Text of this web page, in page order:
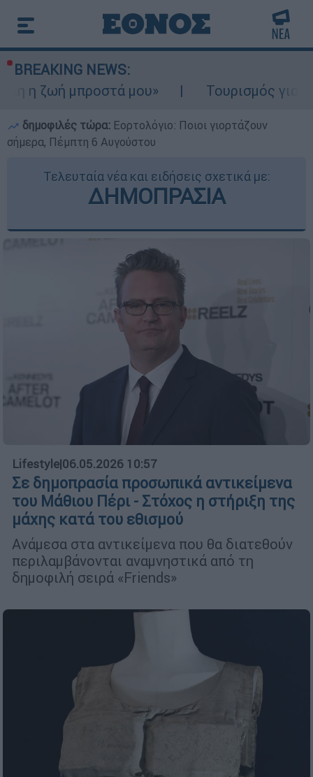
BREAKING NEWS:
μου»
Τουρισμός για Ολους
δημοφιλές τώρα: Εορτολόγιο: Ποιοι γιορτάζουν
σήμερα, Πέμπτη 6 Αυγούστου
Τελευταία νέα και ειδήσεις σχετικά με:
ΔΗΜΟΠΡΑΣΙΑ
Lifestyle|06.05.2026 10:57
Σε δημοπρασία προσωπικά αντικείμενα
του Μάθιου Πέρι - Στόχος η στήριξη της
μάχης κατά του εθισμού
Ανάμεσα στα αντικείμενα που θα διατεθούν
περιλαμβάνονται αναμνηστικά από τη
δημοφιλή σειρά «Friends»